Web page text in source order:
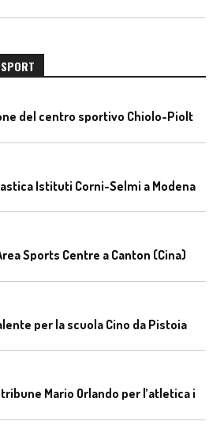
Istituti Corni-Selmi a Modena
Sports Centre a Canton (Cina)
per la scuola Cino da Pistoia